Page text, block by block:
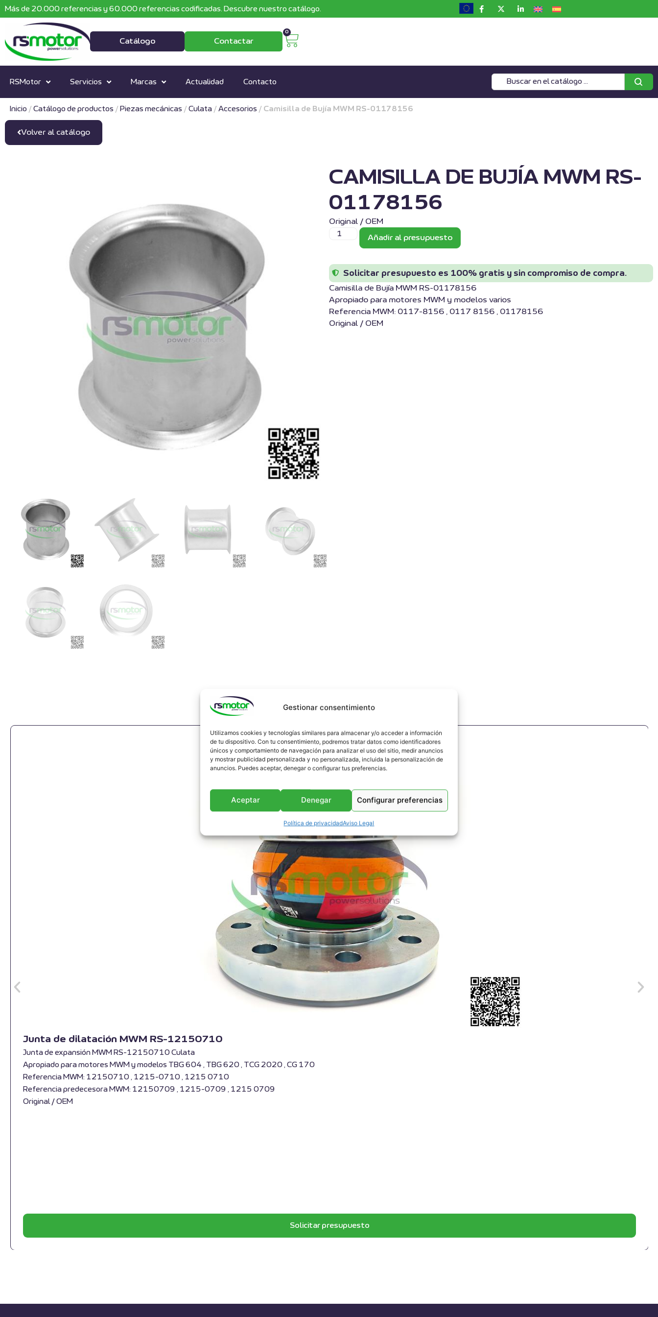
Gestionar consentimiento
Utilizamos cookies y tecnologías similares para almacenar y/o acceder a información
de tu dispositivo. Con tu consentimiento, podremos tratar datos como identificadores
únicos y comportamiento de navegación para analizar el uso del sitio, medir anuncios
y mostrar publicidad personalizada y no personalizada, incluida la personalización de
anuncios. Puedes aceptar, denegar o configurar tus preferencias.
Aceptar Denegar Configurar preferencias
Política de privacidadAviso Legal
Más de 20.000 referencias y 60.000 referencias codificadas. Descubre nuestro catálogo.
Catálogo Contactar
0
RSMotor Servicios Marcas Actualidad Contacto
Inicio / Catálogo de productos / Piezas mecánicas / Culata / Accesorios / Camisilla de Bujía MWM RS-01178156
Volver al catálogo
CAMISILLA DE BUJÍA MWM RS-
01178156
Original / OEM
Añadir al presupuesto
Solicitar presupuesto es 100% gratis y sin compromiso de compra.
Camisilla de Bujía MWM RS-01178156
Apropiado para motores MWM y modelos varios
Referencia MWM: 0117-8156 , 0117 8156 , 01178156
Original / OEM
Podría interesarte
Junta de dilatación MWM RS-12150710
Junta de expansión MWM RS-12150710 Culata
Apropiado para motores MWM y modelos TBG 604 , TBG 620 , TCG 2020 , CG 170
Referencia MWM: 12150710 , 1215-0710 , 1215 0710
Referencia predecesora MWM: 12150709 , 1215-0709 , 1215 0709
Original / OEM
Solicitar presupuesto